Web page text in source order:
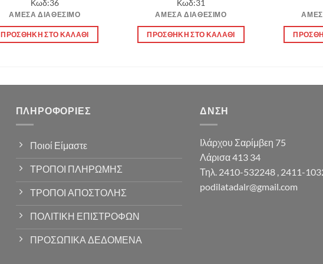
was:
12.00 €.είναι:
9.50 €.
Κωδ:36
ΆΜΕΣΑ ΔΙΑΘΈΣΙΜΟ
ΠΡΟΣΘΉΚΗ ΣΤΟ ΚΑΛΆΘΙ
was:
12.00 €.είναι:
9.50 €.
Κωδ:31
ΆΜΕΣΑ ΔΙΑΘΈΣΙΜΟ
ΠΡΟΣΘΉΚΗ ΣΤΟ ΚΑΛΆΘΙ
ΠΛΗΡΟΦΟΡΊΕΣ
Ποιοί Είμαστε
ΤΡΟΠΟΙ ΠΛΗΡΩΜΗΣ
ΤΡΟΠΟΙ ΑΠΟΣΤΟΛΗΣ
ΠΟΛΙΤΙΚΗ ΕΠΙΣΤΡΟΦΩΝ
ΠΡΟΣΩΠΙΚΑ ΔΕΔΟΜΕΝΑ
ΔΝΣΗ
Ιλάρχου Σαρίμβεη 75
Λάρισα 413 34
Τηλ. 2410-532248 , 2411-
podilatadalr@gmail.com